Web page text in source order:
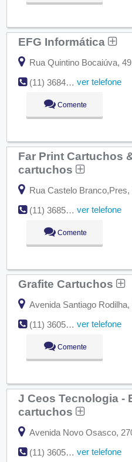
EFG Informática
Rua Quintino Bocaiúva,
(11) 3684-0073
ver telefone
Comente
Far Print Cartuchos
cartuchos
Rua Castelo
(11) 3685-1204
ver telefone
Comente
Grafite Cartuchos
Avenida Santiago
(11) 3605-2406
ver telefone
Comente
J Ceos Tecnologia -
cartuchos
Avenida Novo Osasco,
(11) 3605-6649
ver telefone